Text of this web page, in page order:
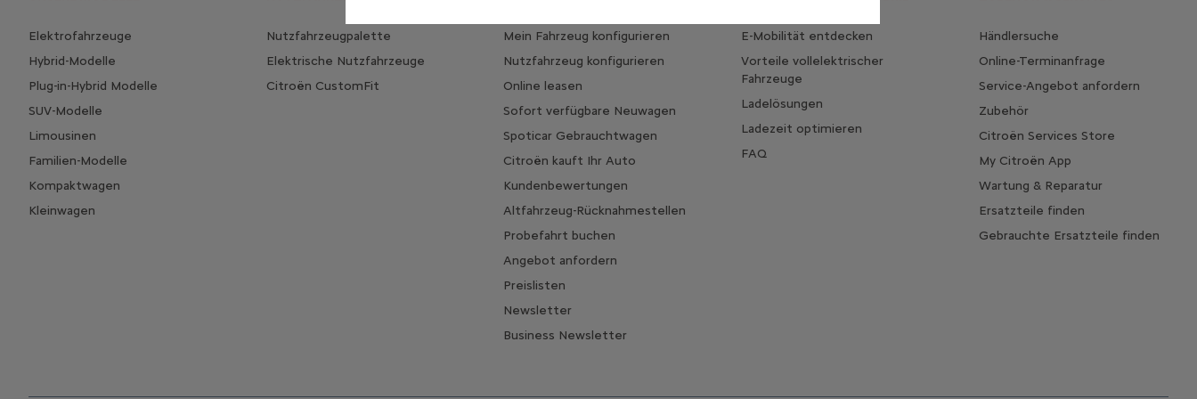
Elektrofahrzeuge
Hybrid-Modelle
Plug-in-Hybrid Modelle
SUV-Modelle
Limousinen
Familien-Modelle
Kompaktwagen
Kleinwagen
Nutzfahrzeugpalette
Elektrische Nutzfahrzeuge
Citroën CustomFit
Mein Fahrzeug konfigurieren
Nutzfahrzeug konfigurieren
Online leasen
Sofort verfügbare Neuwagen
Spoticar Gebrauchtwagen
Citroën kauft Ihr Auto
Kundenbewertungen
Altfahrzeug-Rücknahmestellen
Probefahrt buchen
Angebot anfordern
Preislisten
Newsletter
Business Newsletter
E-Mobilität entdecken
Vorteile vollelektrischer
Fahrzeuge
Ladelösungen
Ladezeit optimieren
FAQ
Händlersuche
Online-Terminanfrage
Service-Angebot anfordern
Zubehör
Citroën Services Store
My Citroën App
Wartung & Reparatur
Ersatzteile finden
Gebrauchte Ersatzteile finden